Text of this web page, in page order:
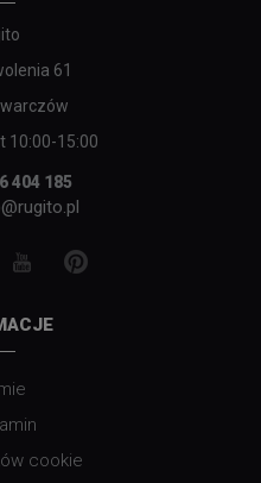
61
10:00-15:00
404 185
cookie